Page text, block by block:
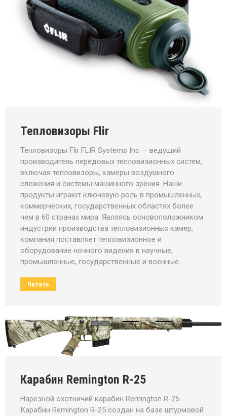
Тепловизоры Flir
Тепловизоры Flir FLIR Systems Inc — ведущий
производитель передовых тепловизионных систем,
включая тепловизоры, камеры воздушного
слежения и системы машинного зрения. Наши
продукты играют ключевую роль в промышленных,
коммерческих, государственных областях более
чем в 60 странах мира. Являясь основоположником
индустрии производства тепловизионных камер,
компания поставляет тепловизионное и
оборудование ночного видения в научные,
промышленные, государственные и военные…
Читать
Карабин Remington R-25
Нарезной охотничий карабин Remington R-25
Карабин Remington R-25 создан на базе штурмовой